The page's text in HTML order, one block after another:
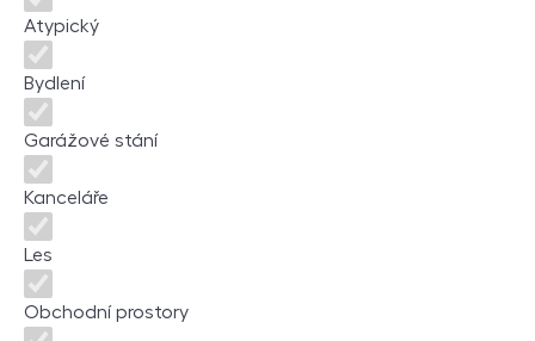
Atypický
Bydlení
Garážové stání
Kanceláře
Les
Obchodní prostory